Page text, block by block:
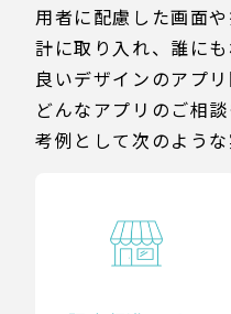
用者に配慮した画面
計に取り入れ、誰に
良いデザインのアプ
どんなアプリのご相
考例として次のような